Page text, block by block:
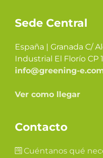
Sede Central
España | Granada C/
Industrial El Florío CP
info@greening-
Ver como llegar
Contacto
Cuéntanos qué